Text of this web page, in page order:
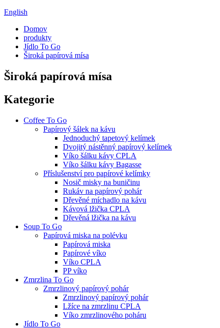
English
Domov
produkty
Jídlo To Go
Široká papírová mísa
Široká papírová mísa
Kategorie
Coffee To Go
Papírový šálek na kávu
Jednoduchý tapetový kelímek
Dvojitý nástěnný papírový kelímek
Víko šálku kávy CPLA
Víko šálku kávy Bagasse
Příslušenství pro papírové kelímky
Nosič misky na buničinu
Rukáv na papírový pohár
Dřevěné míchadlo na kávu
Kávová lžička CPLA
Dřevěná lžička na kávu
Soup To Go
Papírová miska na polévku
Papírová miska
Papírové víko
Víko CPLA
PP víko
Zmrzlina To Go
Zmrzlinový papírový pohár
Zmrzlinový papírový pohár
Lžíce na zmrzlinu CPLA
Víko zmrzlinového poháru
Jídlo To Go